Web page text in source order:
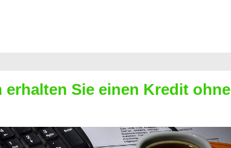
Sie einen Kredit ohne